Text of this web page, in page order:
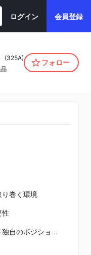
ログイン 会員登録
(325A)
フォロー
巻く環境
性
コンディショニングという独自のポジショニング